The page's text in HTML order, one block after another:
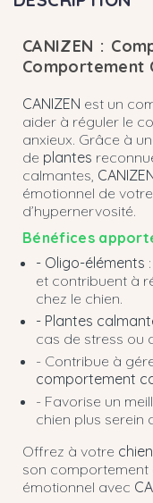
CANIZEN :
Comportement
CANIZEN est un
aider à réguler le
anxieux. Grâce à
de plantes
calmantes,
émotionnel de
d’hypernervosité.
Bénéfices
- Oligo-éléments
et contribuent à
chez le chien.
- Plantes
cas de stress ou
- Contribue à
comportement
- Favorise un
chien plus serein
Offrez à votre chien
son comportement
émotionnel avec